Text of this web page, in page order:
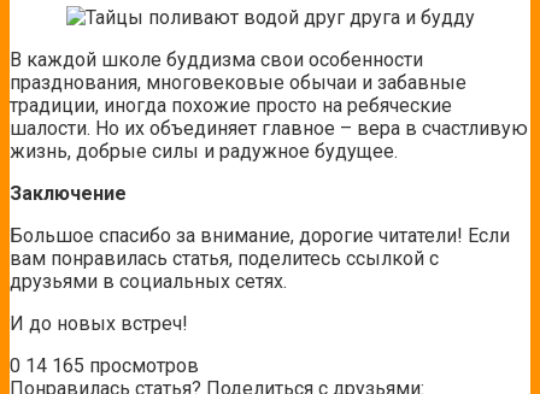
В каждой школе буддизма свои особенности
празднования, многовековые обычаи и забавные
традиции, иногда похожие просто на ребяческие
шалости. Но их объединяет главное – вера в счастливую
жизнь, добрые силы и радужное будущее.
Заключение
Большое спасибо за внимание, дорогие читатели! Если
вам понравилась статья, поделитесь ссылкой с
друзьями в социальных сетях.
И до новых встреч!
0 14 165 просмотров
Понравилась статья? Поделиться с друзьями: